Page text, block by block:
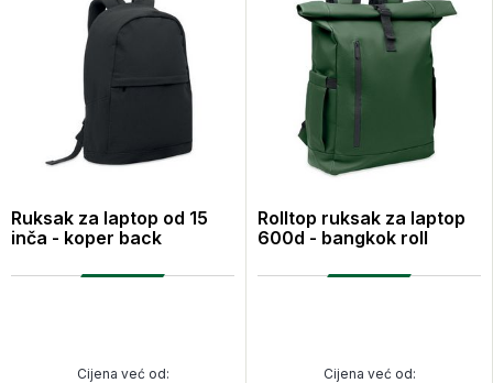
Ruksak za laptop od 15
inča - koper back
Cijena već od:
Rolltop ruksak za laptop
600d - bangkok roll
Cijena već od: